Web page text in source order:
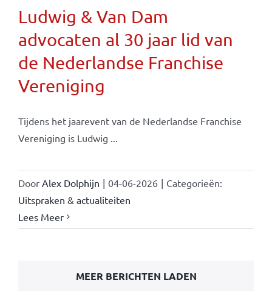
Ludwig & Van Dam
advocaten al 30 jaar lid van
de Nederlandse Franchise
Vereniging
Tijdens het jaarevent van de Nederlandse Franchise
Vereniging is Ludwig ...
Door Alex Dolphijn | 04-06-2026 | Categorieën:
Uitspraken & actualiteiten
Lees Meer
MEER BERICHTEN LADEN